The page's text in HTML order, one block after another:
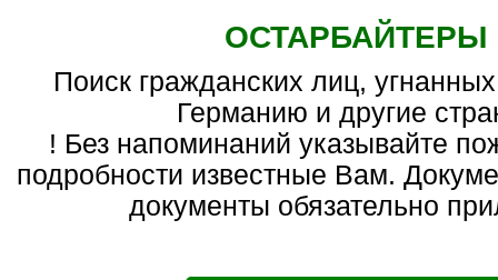
ОСТАРБАЙТЕРЫ
Поиск гражданских лиц, угнанных на работы в
Германию и другие
! Без напоминаний указывайте
подробности известные Вам.
документы обязательно